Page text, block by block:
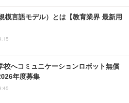
模言語モデル）とは【教育業界 最新用
校へコミュニケーションロボット無償
年度募集